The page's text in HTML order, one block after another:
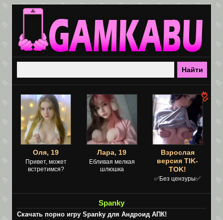
Оля, 19
Привет, может
встретимся?
Лара, 19
Ебливая мелкая
шлюшка
Взрослая
версия TIK-
TOK!
✅Без цензуры✅
Spanky
Скачать порно игру Spanky для Андроид АПК!